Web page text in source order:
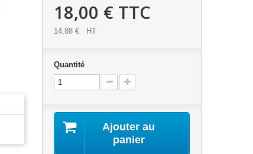
18,00 € TTC
14,88 € HT
Quantité
Ajouter au
panier